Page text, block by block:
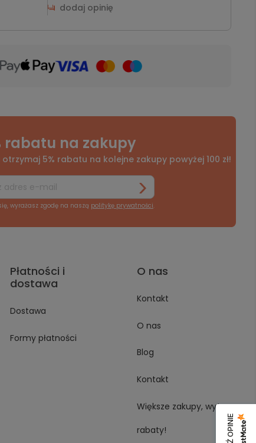
dodaj opinię
rabatu na zakupy
5% rabatu na kolejne zakupy powyżej 100 zł!
wyrażasz zgodę na naszą politykę prywatności.
Płatności i
dostawa
Dostawa
Formy płatności
O nas
Kontakt
O nas
Blog
Kontakt
Większe zakupy, wyższe
rabaty!